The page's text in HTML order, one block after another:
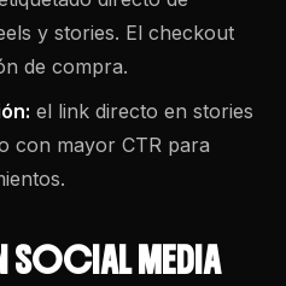
y stories. El checkout
de compra.
el link directo en stories
con mayor CTR para
SOCIAL MEDIA